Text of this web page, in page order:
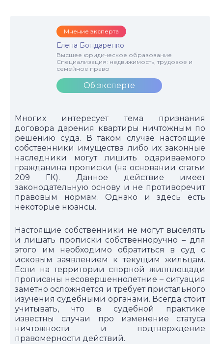
Мнение эксперта
Елена Бондаренко
Высшее юридическое образование
Специализация: недвижимость, трудовое и
семейное право
Об эксперте
Многих интересует тема признания
договора дарения квартиры ничтожным по
решению суда. В таком случае настоящие
собственники имущества либо их законные
наследники могут лишить одариваемого
гражданина прописки (на основании статьи
209 ГК). Данное действие имеет
законодательную основу и не противоречит
правовым нормам. Однако и здесь есть
некоторые нюансы.
Настоящие собственники не могут выселять
и лишать прописки собственноручно – для
этого им необходимо обратиться в суд с
исковым заявлением к текущим жильцам.
Если на территории спорной жилплощади
прописаны несовершеннолетние – ситуация
заметно осложняется и требует пристального
изучения судебными органами. Всегда стоит
учитывать, что в судебной практике
известны случаи про изменение статуса
ничтожности и подтверждение
правомерности действий.